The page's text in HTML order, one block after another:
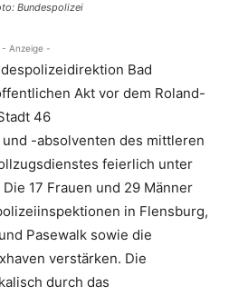
Bundespolizei
- Anzeige -
Bad
Akt vor dem Roland-
46
-absolventen des mittleren
feierlich unter
17 Frauen und 29 Männer
in Flensburg,
Pasewalk sowie die
verstärken. Die
durch das